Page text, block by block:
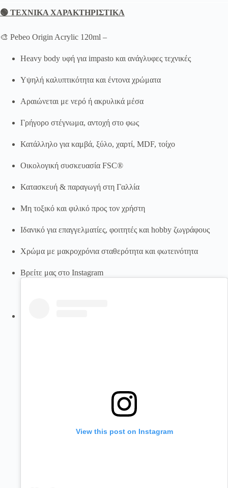
🟢 ΤΕΧΝΙΚΑ ΧΑΡΑΚΤΗΡΙΣΤΙΚΑ
🎨 Pebeo Origin Acrylic 120ml –
Heavy body υφή για impasto και ανάγλυφες τεχνικές
Υψηλή καλυπτικότητα και έντονα χρώματα
Αραιώνεται με νερό ή ακρυλικά μέσα
Γρήγορο στέγνωμα, αντοχή στο φως
Κατάλληλο για καμβά, ξύλο, χαρτί, MDF, τοίχο
Οικολογική συσκευασία FSC®
Κατασκευή & παραγωγή στη Γαλλία
Μη τοξικό και φιλικό προς τον χρήστη
Ιδανικό για επαγγελματίες, φοιτητές και hobby ζωγράφους
Χρώμα με μακροχρόνια σταθερότητα και φωτεινότητα
Βρείτε μας στο Instagram
View this post on Instagram